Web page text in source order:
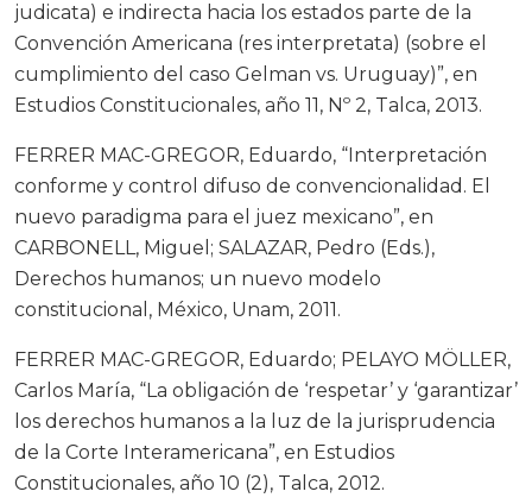
judicata) e indirecta hacia los estados parte de la
Convención Americana (res interpretata) (sobre el
cumplimiento del caso Gelman vs. Uruguay)”, en
Estudios Constitucionales, año 11, Nº 2, Talca, 2013.
FERRER MAC-GREGOR, Eduardo, “Interpretación
conforme y control difuso de convencionalidad. El
nuevo paradigma para el juez mexicano”, en
CARBONELL, Miguel; SALAZAR, Pedro (Eds.),
Derechos humanos; un nuevo modelo
constitucional, México, Unam, 2011.
FERRER MAC-GREGOR, Eduardo; PELAYO MÖLLER,
Carlos María, “La obligación de ‘respetar’ y ‘garantizar’
los derechos humanos a la luz de la jurisprudencia
de la Corte Interamericana”, en Estudios
Constitucionales, año 10 (2), Talca, 2012.